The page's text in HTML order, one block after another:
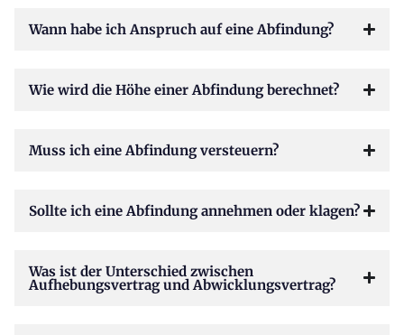
Wann habe ich Anspruch auf eine Abfindung?
Wie wird die Höhe einer Abfindung berechnet?
Muss ich eine Abfindung versteuern?
Sollte ich eine Abfindung annehmen oder klagen?
Was ist der Unterschied zwischen
Aufhebungsvertrag und Abwicklungsvertrag?